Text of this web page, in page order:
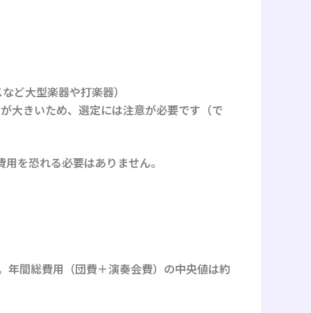
ど大型楽器や打楽器）
大きいため、選定には注意が必要です（で
を恐れる必要はありません。
間総費用（団費＋演奏会費）の中央値は約